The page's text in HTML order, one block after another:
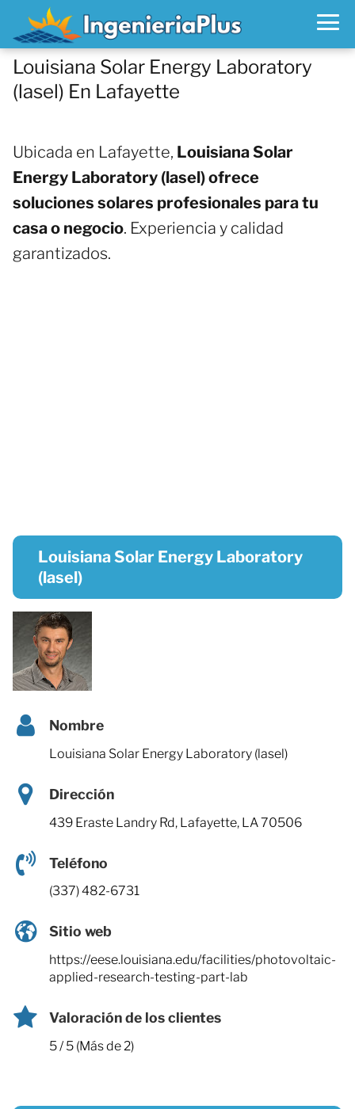
Louisiana Solar Energy Laboratory
(lasel) En Lafayette
Ubicada en Lafayette, Louisiana Solar
Energy Laboratory (lasel) ofrece
soluciones solares profesionales para tu
casa o negocio. Experiencia y calidad
garantizados.
Louisiana Solar Energy Laboratory
(lasel)
Nombre
Louisiana Solar Energy Laboratory (lasel)
Dirección
439 Eraste Landry Rd, Lafayette, LA 70506
Teléfono
(337) 482-6731
Sitio web
https://eese.louisiana.edu/facilities/photovoltaic-
applied-research-testing-part-lab
Valoración de los clientes
5 / 5 (Más de 2)